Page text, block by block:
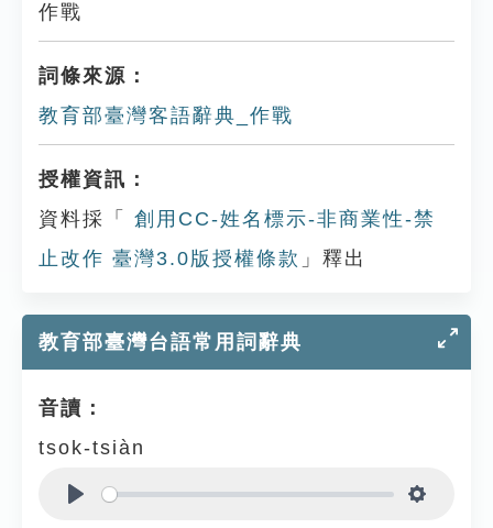
作戰
詞條來源：
教育部臺灣客語辭典_作戰
授權資訊：
資料採「
創用CC-姓名標示-非商業性-禁
止改作 臺灣3.0版授權條款 」釋出
教育部臺灣台語常用詞辭典
音讀：
tsok-tsiàn